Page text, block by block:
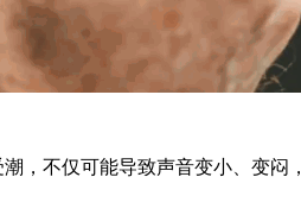
，不仅可能导致声音变小、变闷，